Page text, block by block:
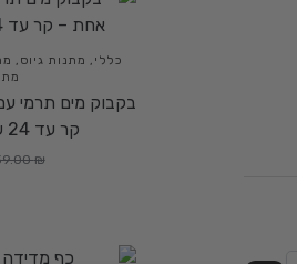
כללי , מתנות גיוס ,
בקבוק מים תרמי
קר עד 24 שעות, חם עד 8!
₪